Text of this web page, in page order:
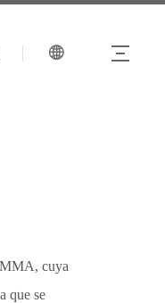
cuya
que se